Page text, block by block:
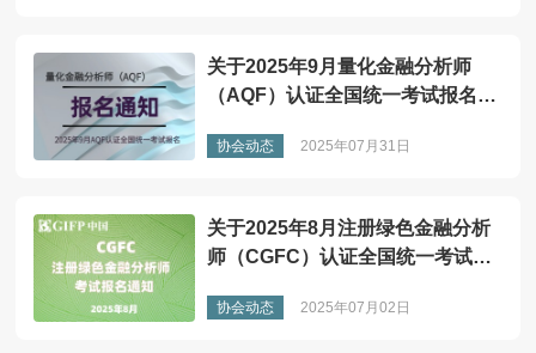
关于2025年9月量化金融分析师
（AQF）认证全国统一考试报名的
协会动态 2025年07月31日
关于2025年8月注册绿色金融分析
师（CGFC）认证全国统一考试报
协会动态 2025年07月02日